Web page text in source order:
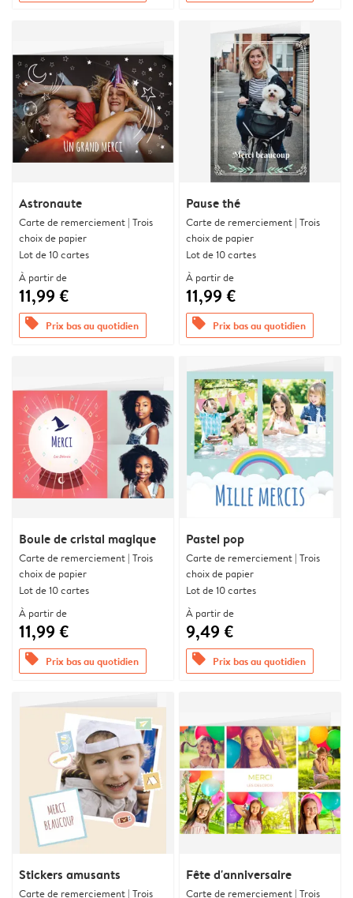
Astronaute
Carte de remerciement | Trois
choix de papier
Lot de 10 cartes
À partir de
11,99 €
offers Prix bas au quotidien
Pause thé
Carte de remerciement | Trois
choix de papier
Lot de 10 cartes
À partir de
11,99 €
offers Prix bas au quotidien
Boule de cristal magique
Carte de remerciement | Trois
choix de papier
Lot de 10 cartes
À partir de
11,99 €
offers Prix bas au quotidien
Pastel pop
Carte de remerciement | Trois
choix de papier
Lot de 10 cartes
À partir de
9,49 €
offers Prix bas au quotidien
Stickers amusants
Carte de remerciement | Trois
Fête d'anniversaire
Carte de remerciement | Trois